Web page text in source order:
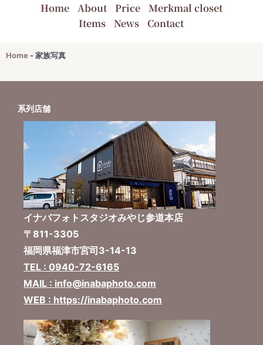
Home About Price
Merkmal closet
Items
News Contact
Home -家族写真
系列店舗
イナバフォトスタジオみやじ参道本店
〒811-3305
福岡県福津市宮司3-14-13
TEL : 0940-72-6165
MAIL : info@inabaphoto.com
WEB : https://inabaphoto.com